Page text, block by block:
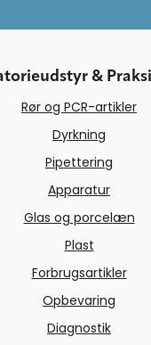
&
Rør og PCR-artikler
Dyrkning
Pipettering
Apparatur
Glas og porcelæn
Plast
Forbrugsartikler
Opbevaring
Diagnostik